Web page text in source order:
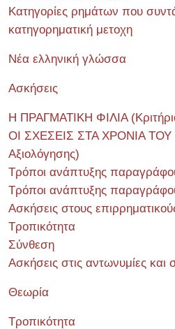
Κατηγορίες ρημάτων που
κατηγορηματική μετοχη
Νέα ελληνική γλώσσα
Ασκήσεις
Η ΠΡΑΓΜΑΤΙΚΗ ΦΙΛΙΑ
ΟΙ ΣΧΕΣΕΙΣ ΣΤΑ ΧΡΟΝΙΑ ΤΟΥ
Αξιολόγησης)
Τρόποι ανάπτυξης
Τρόποι ανάπτυξης
Ασκήσεις στους
Τροπικότητα
Σύνθεση
Ασκήσεις στις αντωνυμίες και
Θεωρία
Τροπικότητα